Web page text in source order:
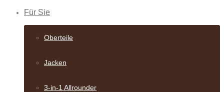
Für Sie
Oberteile
Jacken
3-in-1 Allrounder